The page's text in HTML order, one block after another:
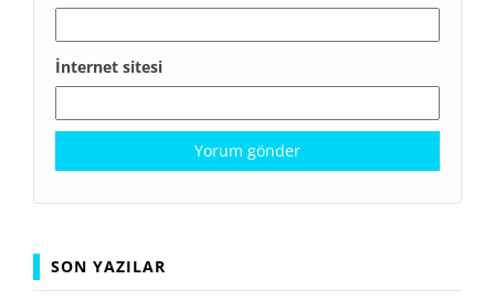
İnternet sitesi
SON YAZILAR